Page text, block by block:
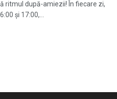
ritmul după-amiezii! În fiecare zi,
și 17:00,...